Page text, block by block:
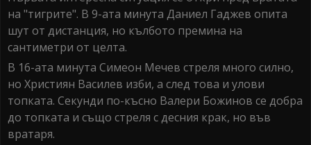
на "тигрите". В 9-ата минута Даниел Гаджев опита
шут от дистанция, но кълбото премина на
сантиметри от целта.
В 16-ата минута Симеон Мечев стреля много силно,
но Християн Василев изби, а след това и улови
топката. Секунди по-късно Валери Божинов се добра
до топката и също стреля с десния крак, но във
вратаря.